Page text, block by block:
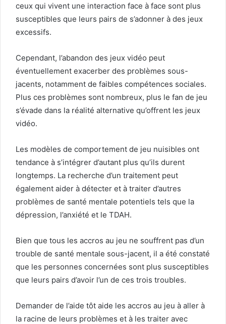
ceux qui vivent une interaction face à face sont plus
susceptibles que leurs pairs de s’adonner à des jeux
excessifs.
Cependant, l’abandon des jeux vidéo peut
éventuellement exacerber des problèmes sous-
jacents, notamment de faibles compétences sociales.
Plus ces problèmes sont nombreux, plus le fan de jeu
s’évade dans la réalité alternative qu’offrent les jeux
vidéo.
Les modèles de comportement de jeu nuisibles ont
tendance à s’intégrer d’autant plus qu’ils durent
longtemps. La recherche d’un traitement peut
également aider à détecter et à traiter d’autres
problèmes de santé mentale potentiels tels que la
dépression, l’anxiété et le TDAH.
Bien que tous les accros au jeu ne souffrent pas d’un
trouble de santé mentale sous-jacent, il a été constaté
que les personnes concernées sont plus susceptibles
que leurs pairs d’avoir l’un de ces trois troubles.
Demander de l’aide tôt aide les accros au jeu à aller à
la racine de leurs problèmes et à les traiter avec